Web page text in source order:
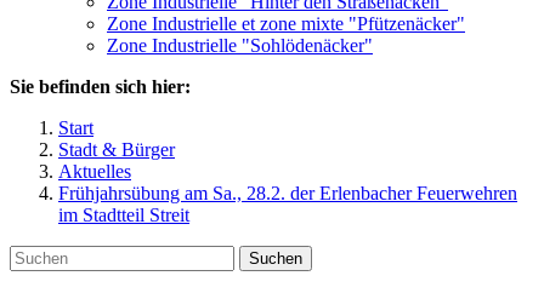
Zone Industrielle et zone mixte "Pfützenäcker"
Zone Industrielle "Sohlödenäcker"
Sie befinden sich hier:
Start
Stadt & Bürger
Aktuelles
Frühjahrsübung am Sa., 28.2. der Erlenbacher Feuerwehren
im Stadtteil Streit
Suchen